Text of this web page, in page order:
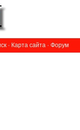
· Карта сайта · Форум